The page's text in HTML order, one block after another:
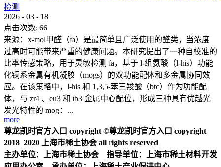
检测
2026 - 03 - 18
点击次数: 66
来源：x-mol甲醛（fa）是最简单且广泛使用的醛类，当浓度
过高时可能带来严重的健康问题。本研究提出了一种自校准的
比率传感策略，用于灵敏检测 fa，基于 l-组氨酸（l-his）功能
化镧系金属有机凝胶（mogs）的双功能配体和多金属协同效
应。在该策略中，l-his 和 1,3,5-苯三羧酸（btc）作为功能配
体，与 zr4 、eu3 和 tb3 金属中心配位，形成三种具有优越光
发光特性的 mog：...
more
尊龙凯时官方入口 copyright ©尊龙凯时官方入口 copyright
2018 2020 上海市稀土协会 all rights reserved
主办单位：上海市稀土协会 指导单位：上海市稀土材料开发